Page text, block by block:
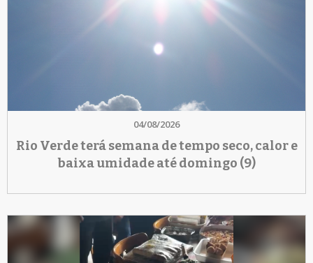
04/08/2026
Rio Verde terá semana de tempo seco, calor e
baixa umidade até domingo (9)